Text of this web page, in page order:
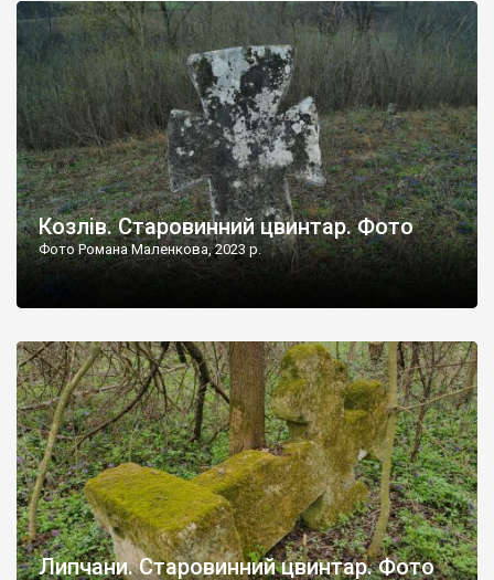
не видно, але видно дві стареньких колії у траві – […]
Козлів. Старовинний цвинтар. Фото
Фото Романа Маленкова, 2023 р.
Липчани. Старовинний цвинтар. Фото